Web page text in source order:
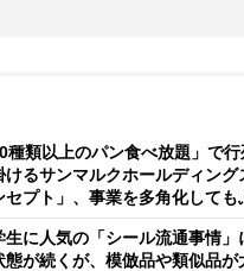
種類以上のパン食べ放題」で
けるサンマルクホールディン
セプト」、事業を多角化しても
生に人気の「シール流通事情
態が続くが、模倣品や類似品